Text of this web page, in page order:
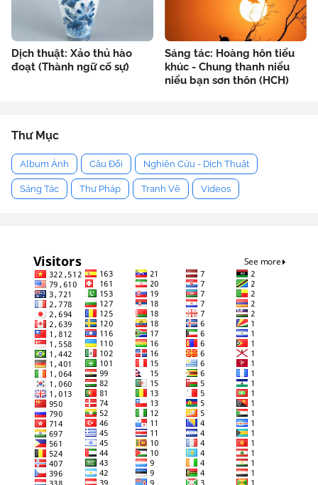
Dịch thuật: Xảo thủ hào
đoạt (Thành ngữ cố sự)
Sáng tác: Hoàng hôn tiểu
khúc - Chung thanh niểu
niểu bạn sơn thôn (HCH)
Thư Mục
Album Ảnh Câu Đối Nghiên Cứu - Dịch Thuật
Sáng Tác Thư Pháp Tranh Vẽ Videos